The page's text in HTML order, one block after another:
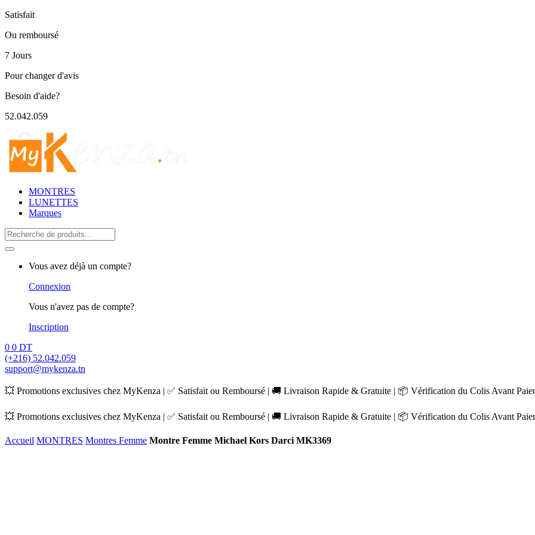
Satisfait
Ou remboursé
7 Jours
Pour changer d'avis
Besoin d'aide?
52.042.059
MONTRES
LUNETTES
Marques
Search
for:
Vous avez déjà un compte?
Connexion
Vous n'avez pas de compte?
Inscription
0 0 DT
(+216) 52.042.059
support@mykenza.tn
💥 Promotions exclusives chez MyKenza | ✅ Satisfait ou Remboursé | 🚚 Livraison Rapide & Gratuite | 📦 Vérification du Colis Avant
💥 Promotions exclusives chez MyKenza | ✅ Satisfait ou Remboursé | 🚚 Livraison Rapide & Gratuite | 📦 Vérification du Colis Avant
Accueil MONTRES Montres Femme Montre Femme Michael Kors Darci MK3369